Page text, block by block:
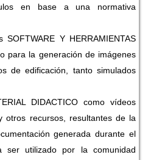
en base a una normativa
Y HERRAMIENTAS
para la generación de imágenes
de edificación, tanto simulados
DIDACTICO como vídeos
otros recursos, resultantes de la
generada durante el
ser utilizado por la comunidad